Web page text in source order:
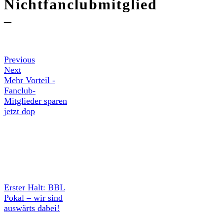
Nichtfanclubmitglied
–
Previous
Next
Mehr Vorteil -
Fanclub-
Mitglieder sparen
jetzt dop
Erster Halt: BBL
Pokal – wir sind
auswärts dabei!